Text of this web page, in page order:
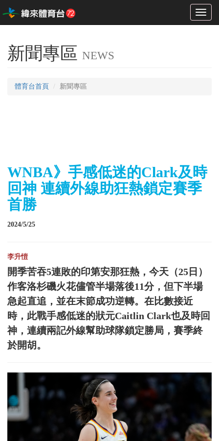
Toggle
新聞專區 NEWS
體育台首頁 新聞專區
WNBA》手感低迷的Clark及時
回神 連續外線助狂熱鎖定賽季
首勝
2024/5/25
李升愷
開季苦吞5連敗的印第安那狂熱，今天（25日）
作客洛杉磯火花儘管半場落後11分，但下半場
急起直追，並在末節成功逆轉。在比數接近
時，此戰手感低迷的狀元Caitlin Clark也及時回
神，連續兩記外線幫助球隊鎖定勝局，賽季終
於開胡。